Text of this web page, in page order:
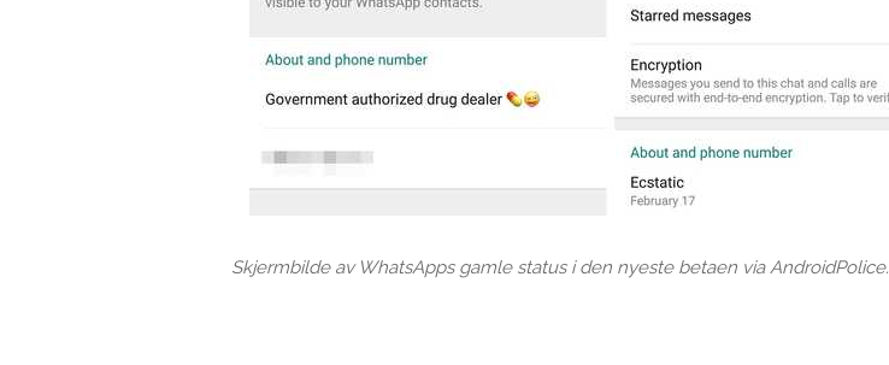
Skjermbilde av WhatsApps gamle status i den nyeste betaen via AndroidPolice.